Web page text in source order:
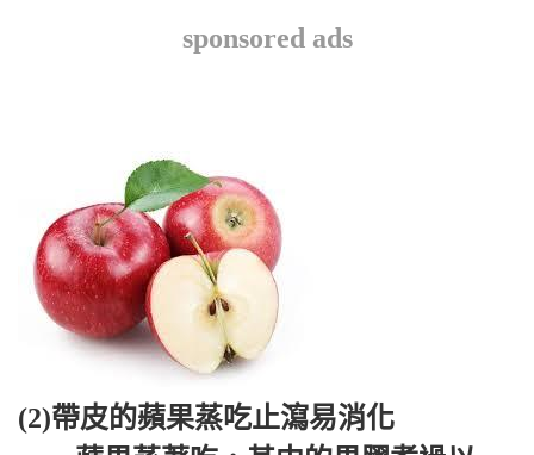
sponsored ads
(2)帶皮的蘋果蒸吃止瀉易消化